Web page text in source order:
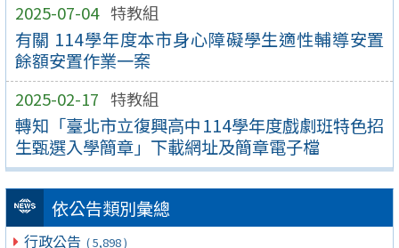
2025-07-04 特教組
有關 114學年度本市身心障礙學生適性輔導安置
餘額安置作業一案
2025-02-17 特教組
轉知「臺北市立復興高中114學年度戲劇班特色招
生甄選入學簡章」下載網址及簡章電子檔
依公告類別彙總
行政公告 ( 5,898 )